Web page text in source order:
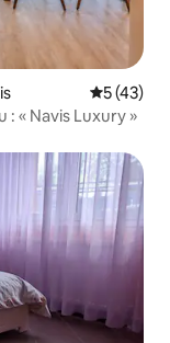
5 (43)
: « Navis Luxury »